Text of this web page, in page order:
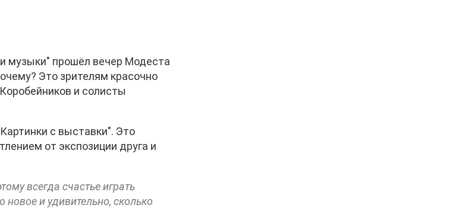
музыки" прошёл вечер Модеста
Это зрителям красочно
и солисты
с выставки". Это
от экспозиции друга и
всегда счастье играть
и удивительно, сколько